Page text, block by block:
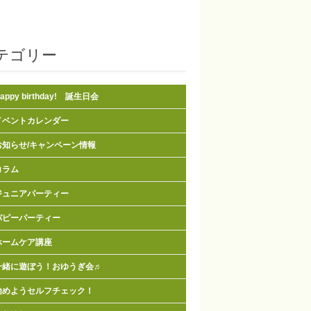
ゴリー
birthday! 誕生日会
ベントカレンダー
知らせ/キャンペーン情報
ラム
ュニアパーティー
ピーパーティー
ームケア講座
緒に遊ぼう！おゆうぎ会♬
めようセルフチェック！